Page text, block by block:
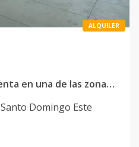
ALQUILER
Amplios Locales para Renta en una de las zonas mas privilegiadas de Sto Dgo este.
Santo Domingo Este